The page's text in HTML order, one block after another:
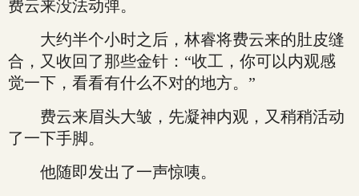
费云来没法动弹。
大约半个小时之后，林睿将费云来的肚皮缝
合，又收回了那些金针：“收工，你可以内观感
觉一下，看看有什么不对的地方。”
费云来眉头大皱，先凝神内观，又稍稍活动
了一下手脚。
他随即发出了一声惊咦。